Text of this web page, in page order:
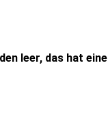
leer, das hat eine